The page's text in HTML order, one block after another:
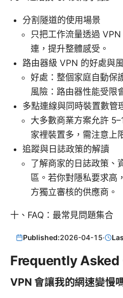
分割隧道的使用場景
只把工作流量透過
連，提升整體感受。
路由器級 VPN 的好處與
好處：整個家庭自動保
風險：路由器性能受限
多點連線與同時裝置數管
大多數商業方案允許
家裡裝置多，需注意上
追蹤與日誌政策的解讀
了解商家的日誌政策、
區。若你對隱私要求高
方獨立審核的供應商。
十、FAQ：最常見問題集合
Published:2026-04-15·
Frequently
VPN 會讓我的網速變慢